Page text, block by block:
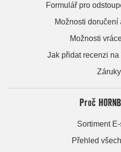
Formulář pro
Možnosti doručení
Možnosti
Jak přidat recenzi
Záruky
Proč
Sortiment
Přehled